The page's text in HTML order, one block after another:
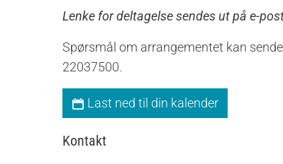
Lenke for deltagelse sendes ut på e-
Spørsmål om arrangementet kan
22037500.
Last ned til din kalender
Kontakt